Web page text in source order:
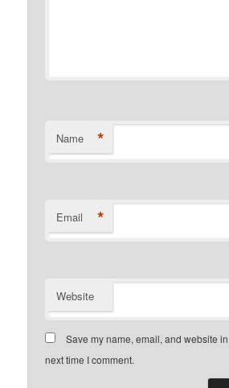
Name *
Email *
Website
Save my name, email, and website
next time I comment.